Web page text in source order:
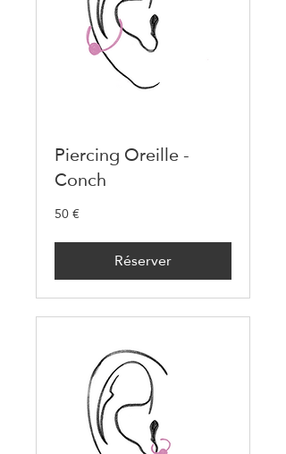
Piercing Oreille -
Conch
50
euros
50 €
Réserver